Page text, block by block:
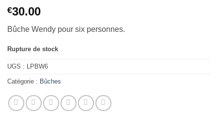
€30.00
Bûche Wendy pour six personnes.
Rupture de stock
UGS : LPBW6
Catégorie : Bûches